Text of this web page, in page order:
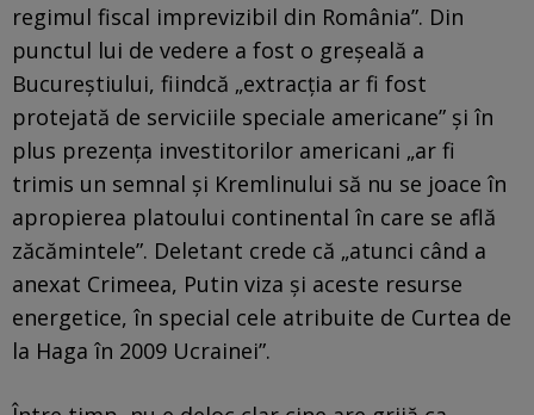
regimul fiscal imprevizibil din România”. Din
punctul lui de vedere a fost o greșeală a
Bucureștiului, fiindcă „extracția ar fi fost
protejată de serviciile speciale americane” și în
plus prezența investitorilor americani „ar fi
trimis un semnal și Kremlinului să nu se joace în
apropierea platoului continental în care se află
zăcămintele”. Deletant crede că „atunci când a
anexat Crimeea, Putin viza și aceste resurse
energetice, în special cele atribuite de Curtea de
la Haga în 2009 Ucrainei”.